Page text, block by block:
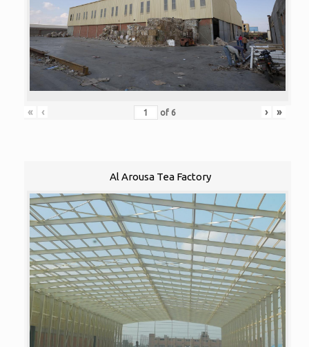
« ‹ of 6 › »
Al Arousa Tea Factory